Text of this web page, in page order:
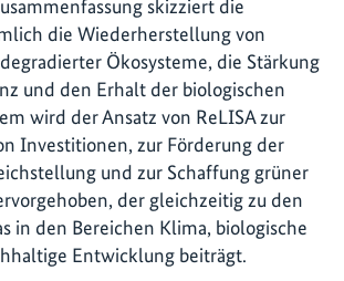
skizziert die
die Wiederherstellung von
Ökosysteme, die Stärkung
und den Erhalt der biologischen
wird der Ansatz von ReLISA zur
Investitionen, zur Förderung der
und zur Schaffung grüner
der gleichzeitig zu den
in den Bereichen Klima, biologische
Entwicklung beiträgt.